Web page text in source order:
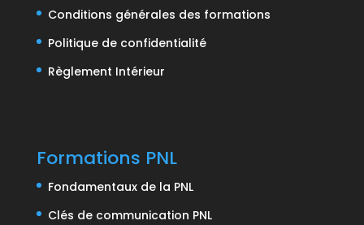
Conditions générales des formations
Politique de confidentialité
Règlement Intérieur
Formations PNL
Fondamentaux de la PNL
Clés de communication PNL